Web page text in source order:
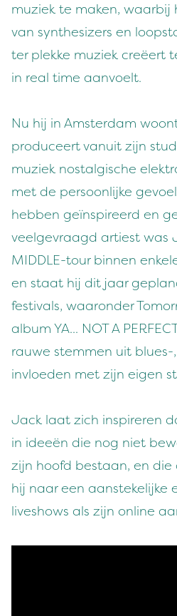
muziek te maken, waarbij
van synthesizers en
ter plekke muziek creëert
in real time aanvoelt.
Nu hij in Amsterdam
produceert vanuit zijn
muziek nostalgische
met de persoonlijke
hebben geïnspireerd en
veelgevraagd artiest was
MIDDLE-tour binnen
en staat hij dit jaar
festivals, waaronder
album YA... NOT A
rauwe stemmen uit
invloeden met zijn eigen
Jack laat zich inspireren
in ideeën die nog niet
zijn hoofd bestaan, en
hij naar een aanstekelijke
liveshows als zijn online